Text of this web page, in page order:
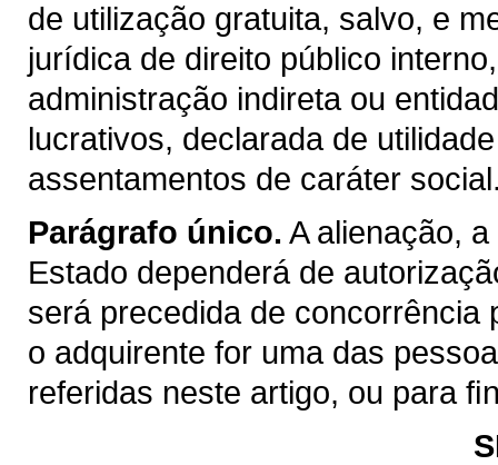
de utilização gratuita, salvo, e
jurídica de direito público
administração indireta ou
lucrativos, declarada de
assentamentos de caráter
Parágrafo único. A alienação,
Estado dependerá de
será precedida de concorrência
o adquirente for uma das
referidas neste artigo, ou para